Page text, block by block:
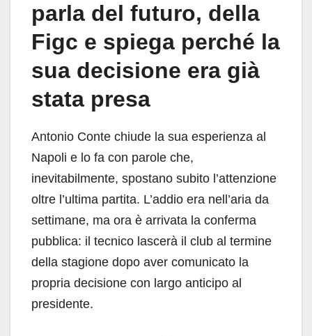
parla del futuro, della
Figc e spiega perché la
sua decisione era già
stata presa
Antonio Conte chiude la sua esperienza al
Napoli e lo fa con parole che,
inevitabilmente, spostano subito l’attenzione
oltre l’ultima partita. L’addio era nell’aria da
settimane, ma ora è arrivata la conferma
pubblica: il tecnico lascerà il club al termine
della stagione dopo aver comunicato la
propria decisione con largo anticipo al
presidente.